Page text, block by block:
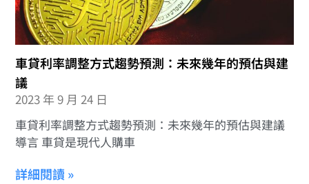
車貸利率調整方式趨勢預測：未來幾年的預估與建
議
2023 年 9 月 24 日
車貸利率調整方式趨勢預測：未來幾年的預估與建議
導言 車貸是現代人購車
詳細閱讀 »